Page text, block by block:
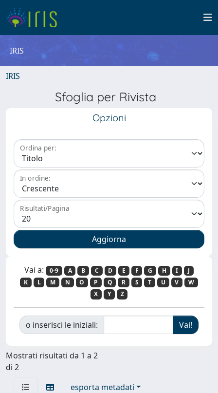
IRIS
IRIS
Sfoglia per Rivista
Opzioni
Ordina per:
In ordine:
Risultati/Pagina
Vai a: 0-9 A B C D E F G H I
J
K
L M N O P Q R S T U V
W
X
Y Z
o inserisci le iniziali:
Mostrati risultati da 1 a 2
di 2
esporta metadati